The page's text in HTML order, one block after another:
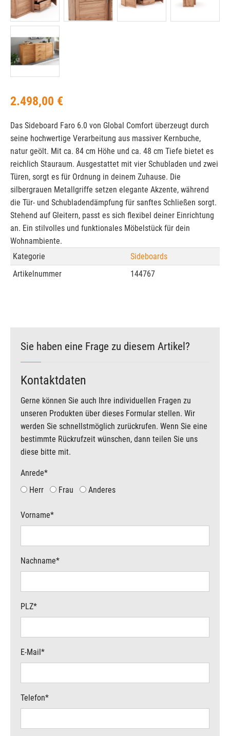
2.498,00 €
Das Sideboard Faro 6.0 von Global Comfort überzeugt durch
seine hochwertige Verarbeitung aus massiver Kernbuche,
natur geölt. Mit ca. 84 cm Höhe und ca. 48 cm Tiefe bietet es
reichlich Stauraum. Ausgestattet mit vier Schubladen und zwei
Türen, sorgt es für Ordnung in deinem Zuhause. Die
silbergrauen Metallgriffe setzen elegante Akzente, während
die Tür- und Schubladendämpfung für sanftes Schließen sorgt.
Stehend auf Gleitern, passt es sich flexibel deiner Einrichtung
an. Ein stilvolles und funktionales Möbelstück für dein
Wohnambiente.
Kategorie
Sideboards
Artikelnummer
144767
Sie haben eine Frage zu diesem Artikel?
Kontaktdaten
Gerne können Sie auch Ihre individuellen Fragen zu
unseren Produkten über dieses Formular stellen. Wir
werden Sie schnellstmöglich zurückrufen. Wenn Sie eine
bestimmte Rückrufzeit wünschen, dann teilen Sie uns
diese bitte mit.
Anrede*
Herr
Frau Anderes
Vorname*
Nachname*
PLZ*
E-Mail*
Telefon*